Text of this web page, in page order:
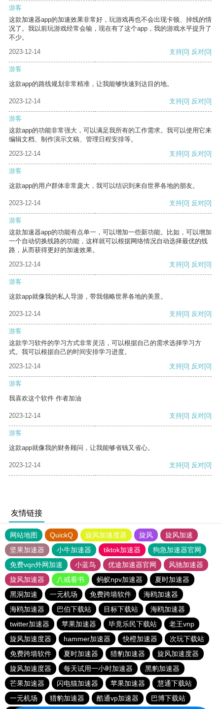
游客
这款加速器app的加速效果非常好，玩游戏再也不会出现卡顿、掉线的情
况了。我以前玩游戏经常会输，现在有了这个app，我的游戏水平提升了
不少。
2023-12-14
支持[0] 反对[0]
游客
这款app的路线规划非常精准，让我能够快速到达目的地。
2023-12-14 支持[0] 反对[0]
游客
这款app的功能非常强大，可以满足我所有的工作需求。我可以使用它来
编辑文档、制作演示文稿、管理日程安排等。
2023-12-14
支持[0] 反对[0]
游客
这款app的用户群体非常庞大，我可以结识到来自世界各地的朋友。
2023-12-14 支持[0] 反对[0]
游客
这款加速器app的功能有点单一，可以增加一些新功能。比如，可以增加
一个自动切换线路的功能，这样就可以根据网络情况自动选择最优的线
路，从而获得更好的加速效果。
2023-12-14
支持[0] 反对[0]
游客
这款app就像我的私人导游，带我领略世界各地的美景。
2023-12-14 支持[0] 反对[0]
游客
这款学习软件的学习方式非常灵活，可以根据自己的需求选择学习方
式。我可以根据自己的时间安排学习进度。
2023-12-14
支持[0] 反对[0]
游客
我喜欢这个软件 作者加油
2023-12-14 支持[0] 反对[0]
游客
这款app就像我的财务顾问，让我能够省钱又省心。
2023-12-14 支持[0] 反对[0]
友情链接
网站地图 QuickQ 旋风加速度器 旋风
旋风加速
坚果加速器
小牛加速器 tiktok加速器
狗急加速器官网
免费vqn外网加速
小蓝鸟 优途加速器官网
风驰加速器
旋风加速器
八戒看书 蚂蚁npv加速器
夏时加速器
黑洞加速
一元机场 免费跨墙软件
海鸥加速器
海鸥加速器
巴伯下载站 目标下载站
海鸥加速器
twitter加速器
苹果加速器 毕竟乐民下载站
老王vnp
旋风加速度器
hammer加速器 快橙加速器
次玩下载站
免费跨墙软件
夏时加速器 猎豹加速器
旋风加速度器
旋风加速度器
每天试用一小时加速器
黑豹加速器
芒果加速器
闪电猫加速器 苹果加速器
慧通下载站
一元机场
猎豹加速器 酷通vp加速器 巴博下载站